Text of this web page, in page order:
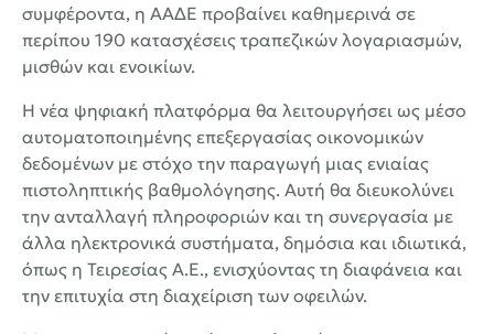
συμφέροντα, η ΑΑΔΕ προβαίνει καθημερινά σε
περίπου 190 κατασχέσεις τραπεζικών λογαριασμών,
μισθών και ενοικίων.
Η νέα ψηφιακή πλατφόρμα θα λειτουργήσει ως μέσο
αυτοματοποιημένης επεξεργασίας οικονομικών
δεδομένων με στόχο την παραγωγή μιας ενιαίας
πιστοληπτικής βαθμολόγησης. Αυτή θα διευκολύνει
την ανταλλαγή πληροφοριών και τη συνεργασία με
άλλα ηλεκτρονικά συστήματα, δημόσια και ιδιωτικά,
όπως η Τειρεσίας Α.Ε., ενισχύοντας τη διαφάνεια και
την επιτυχία στη διαχείριση των οφειλών.